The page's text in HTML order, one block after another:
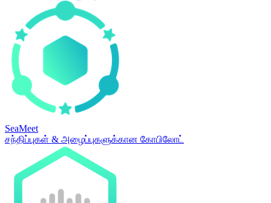
SeaMeet
சந்திப்புகள் & அழைப்புகளுக்கான கோபிலோட்